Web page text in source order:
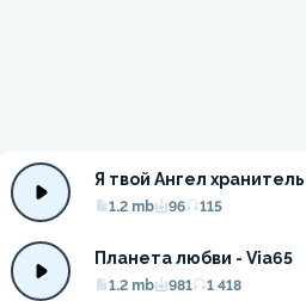
Я твой Ангел
1.2 mb 96 115
Планета любви - Via65
1.2 mb 981 1 418